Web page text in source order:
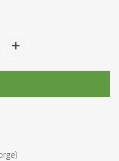
+